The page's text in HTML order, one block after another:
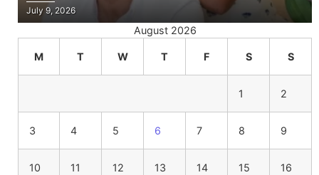
July 9, 2026
August 2026
M T W T F S S
1 2
3 4 5 6 7 8 9
10 11 12 13 14 15 16